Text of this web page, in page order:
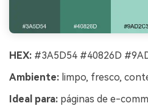
HEX: #3A5D54 #40826D
Ambiente: limpo, fresco,
Ideal para: páginas de e-